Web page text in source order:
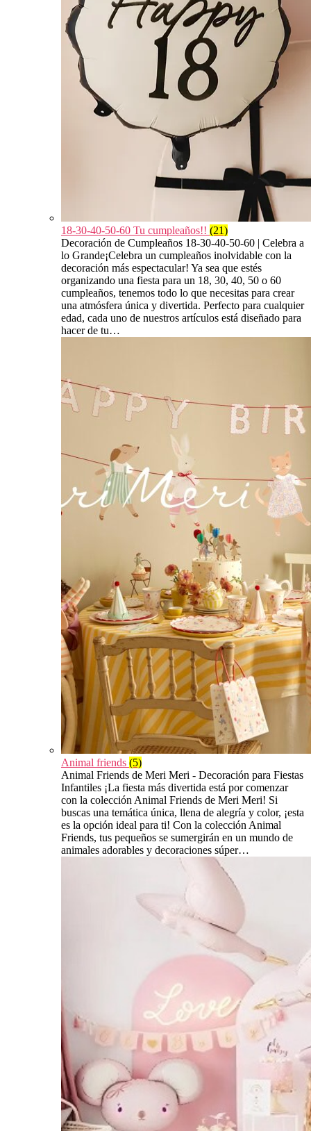
18-30-40-50-60 Tu cumpleaños!! (21)
Decoración de Cumpleaños 18-30-40-50-60 | Celebra a
lo Grande¡Celebra un cumpleaños inolvidable con la
decoración más espectacular! Ya sea que estés
organizando una fiesta para un 18, 30, 40, 50 o 60
cumpleaños, tenemos todo lo que necesitas para crear
una atmósfera única y divertida. Perfecto para cualquier
edad, cada uno de nuestros artículos está diseñado para
hacer de tu…
Animal friends (5)
Animal Friends de Meri Meri - Decoración para Fiestas
Infantiles ¡La fiesta más divertida está por comenzar
con la colección Animal Friends de Meri Meri! Si
buscas una temática única, llena de alegría y color, ¡esta
es la opción ideal para ti! Con la colección Animal
Friends, tus pequeños se sumergirán en un mundo de
animales adorables y decoraciones súper…